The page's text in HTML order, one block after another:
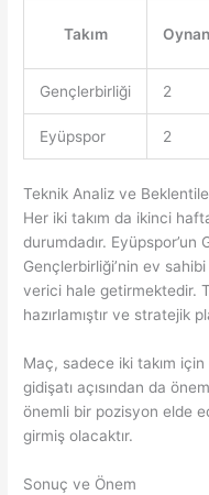
Takım
Gençlerbirliği 2
Eyüpspor 2
Teknik Analiz ve
Her iki takım da ikinci
durumdadır. Eyüpspor’un
Gençlerbirliği’nin ev
verici hale getirmektedir.
hazırlamıştır ve stratejik
Maç, sadece iki takım için
gidişatı açısından da
önemli bir pozisyon elde
girmiş olacaktır.
Sonuç ve Önem